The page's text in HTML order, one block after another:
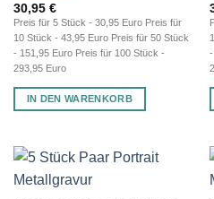
30,95 €
Preis für 5 Stück - 30,95 Euro Preis für
10 Stück - 43,95 Euro Preis für 50 Stück
- 151,95 Euro Preis für 100 Stück -
293,95 Euro
IN DEN WARENKORB